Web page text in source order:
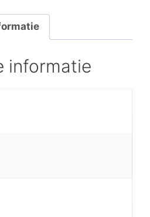
informatie